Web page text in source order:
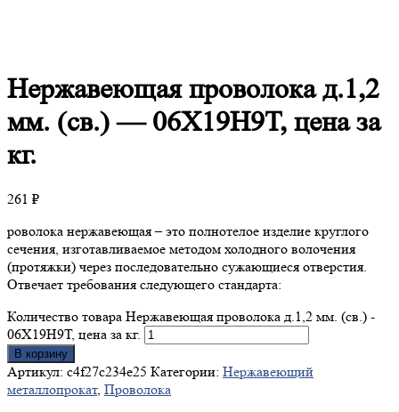
Нержавеющаяпроволока д.1,2
мм. (св.) — 06Х19Н9Т, цена за
кг.
261 ₽
роволока нержавеющая – это полнотелое изделие круглого
сечения, изготавливаемое методом холодного волочения
(протяжки) через последовательно сужающиеся отверстия.
Отвечает требования следующего стандарта:
Количество товара Нержавеющая проволока д.1,2 мм. (св.) -
06Х19Н9Т, цена за кг.
В корзину
Артикул: c4f27c234e25 Категории: Нержавеющий
металлопрокат, Проволока